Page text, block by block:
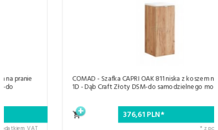
COMAD - Szafka CAPRI OAK 811 niska z koszem na pranie 35
1D - Dąb Craft Złoty DSM-do samodzielnego montażu
376,